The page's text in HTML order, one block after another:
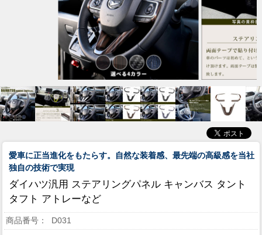
愛車に正当進化をもたらす。自然な装着感、最先端の高級感を当社
独自の技術で実現
ダイハツ汎用 ステアリングパネル キャンバス タント
タフト アトレーなど
D031